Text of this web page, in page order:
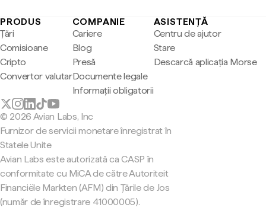
PRODUS
Țări
Comisioane
Cripto
Convertor valutar
COMPANIE
Cariere
Blog
Presă
Documente legale
Informații obligatorii
ASISTENȚĂ
Centru de ajutor
Stare
Descarcă aplicația Morse
© 2026 Avian Labs, Inc
Furnizor de servicii monetare înregistrat în
Statele Unite
Avian Labs este autorizată ca CASP în
conformitate cu MiCA de către Autoriteit
Financiële Markten (AFM) din Țările de Jos
(număr de înregistrare 41000005).